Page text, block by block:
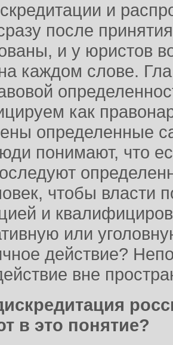
и
после
и у юристов
каждом слове.
как
определенные
понимают, что
чтобы власти
и
или
действие?
вне
в это понятие?